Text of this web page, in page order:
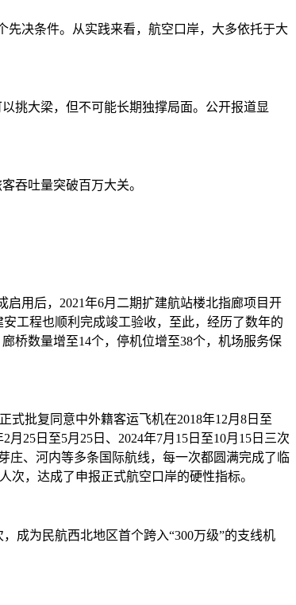
决条件。从实践来看，航空口岸，大多依托于大
挑大梁，但不可能长期独撑局面。公开报道显
吞吐量突破百万大关。
用后，2021年6月二期扩建航站楼北指廊项目开
工程也顺利完成竣工验收，至此，经历了数年的
桥数量增至14个，停机位增至38个，机场服务保
批复同意中外籍客运飞机在2018年12月8日至
25日至5月25日、2024年7月15日至10月15日三次
庄、河内等多条国际航线，每一次都圆满完成了临
次，达成了申报正式航空口岸的硬性指标。
成为民航西北地区首个跨入“300万级”的支线机